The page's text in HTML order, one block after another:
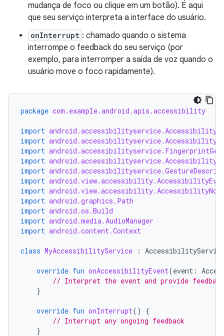
mudança de foco ou clique em um botão). É aqui
que seu serviço interpreta a interface do usuário.
onInterrupt : chamado quando o sistema
interrompe o feedback do seu serviço (por
exemplo, para interromper a saída de voz quando o
usuário move o foco rapidamente).
package com.example.android.apis.accessibility
import
import
import
import
import
import
import
import android.graphics.Path
import android.os.Build
import android.media.AudioManager
import android.content.Context
class MyAccessibilityService :
override fun onAccessibilityEvent(event :
// Interpret the event and provide
}
override fun onInterrupt()
{
// Interrupt any ongoing feedback
}